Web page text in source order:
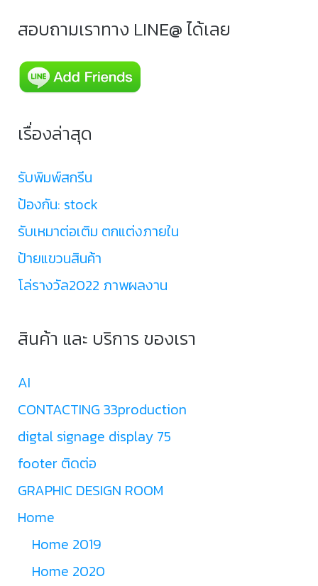
สอบถามเราทาง LINE@ ได้เลย
เรื่องล่าสุด
รับพิมพ์สกรีน
ป้องกัน: stock
รับเหมาต่อเติม ตกแต่งภายใน
ป้ายแขวนสินค้า
โล่รางวัล2022 ภาพผลงาน
สินค้า และ บริการ ของเรา
AI
CONTACTING 33production
digtal signage display 75
footer ติดต่อ
GRAPHIC DESIGN ROOM
Home
Home 2019
Home 2020